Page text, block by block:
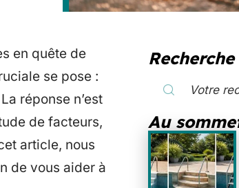
en quête de
se pose :
réponse n’est
de facteurs,
article, nous
de vous aider à
Recherche
Au